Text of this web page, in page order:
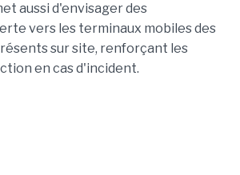
aussi d'envisager des
vers les terminaux mobiles des
sur site, renforçant les
en cas d'incident.